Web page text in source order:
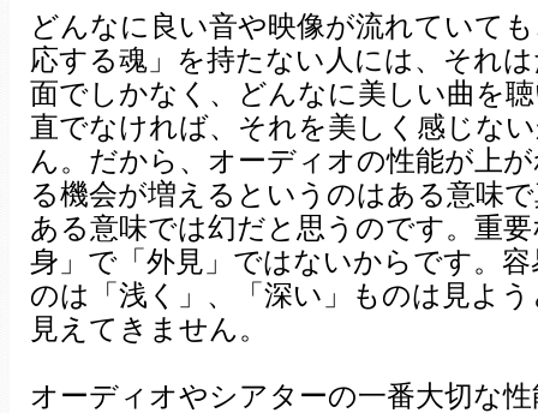
どんなに良い音や映像が流れていて
応する魂」を持たない人には、それ
面でしかなく、どんなに美しい曲を
直でなければ、それを美しく感じな
ん。だから、オーディオの性能が上
る機会が増えるというのはある意味
ある意味では幻だと思うのです。重
身」で「外見」ではないからです。
のは「浅く」、「深い」ものは見よ
見えてきません。
オーディオやシアターの一番大切な